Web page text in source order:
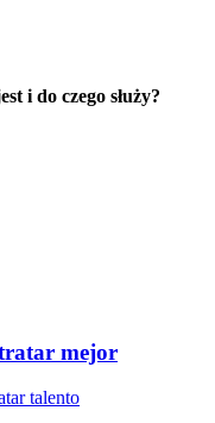
i do czego służy?
mejor
talento